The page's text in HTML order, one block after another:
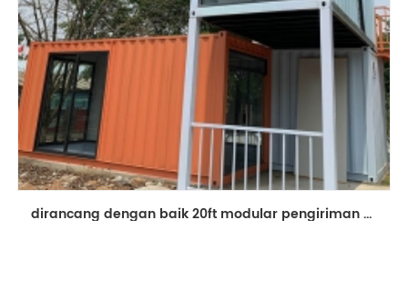
dirancang dengan baik 20ft modular pengiriman bangunan rumah kontainer prefabrikasi toko ponsel